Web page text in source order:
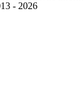
- 2026